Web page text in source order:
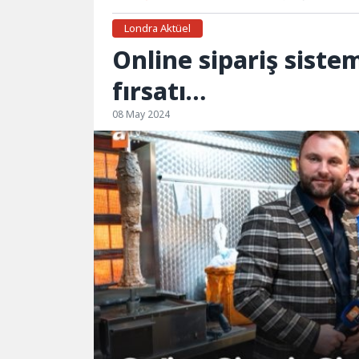
Londra Aktüel
Online sipariş
fırsatı…
08 May 2024